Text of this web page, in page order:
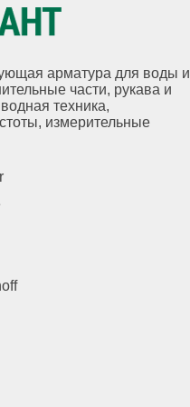
арматура для воды и
части, рукава и
техника,
измерительные